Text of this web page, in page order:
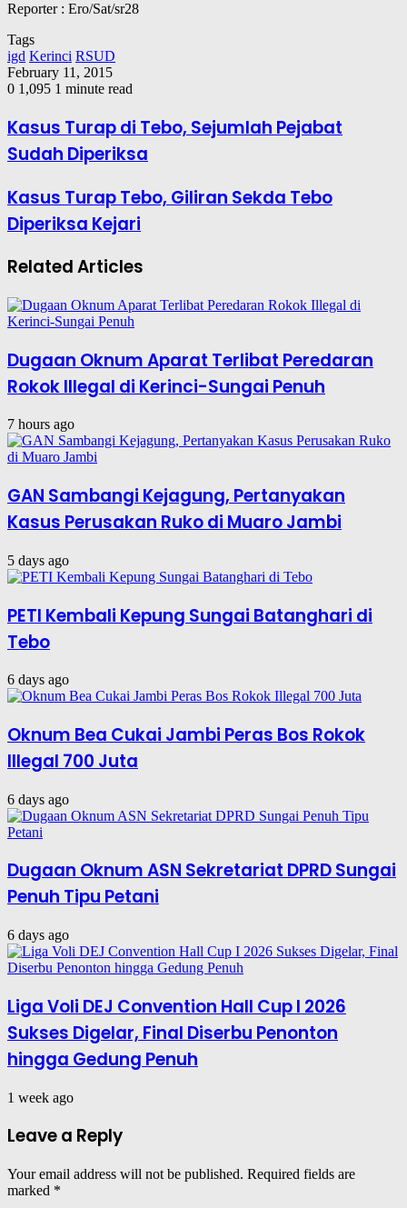
Reporter : Ero/Sat/sr28
Tags
igd Kerinci RSUD
February 11, 2015
0 1,095 1 minute read
Kasus Turap di Tebo, Sejumlah Pejabat
Sudah Diperiksa
Kasus Turap Tebo, Giliran Sekda Tebo
Diperiksa Kejari
Related Articles
Dugaan Oknum Aparat Terlibat Peredaran
Rokok Illegal di Kerinci-Sungai Penuh
7 hours ago
GAN Sambangi Kejagung, Pertanyakan
Kasus Perusakan Ruko di Muaro Jambi
5 days ago
PETI Kembali Kepung Sungai Batanghari di
Tebo
6 days ago
Oknum Bea Cukai Jambi Peras Bos Rokok
Illegal 700 Juta
6 days ago
Dugaan Oknum ASN Sekretariat DPRD Sungai
Penuh Tipu Petani
6 days ago
Liga Voli DEJ Convention Hall Cup I 2026
Sukses Digelar, Final Diserbu Penonton
hingga Gedung Penuh
1 week ago
Leave a Reply
Your email address will not be published. Required fields are
marked *